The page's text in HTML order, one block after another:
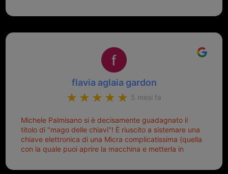
mio riferimento. Ah dimenticavo...da loro sono riuscita
Top top top!!!
flavia aglaia gardon
5 mesi fa
Michele Palmisano si è decisamente guadagnato il
titolo di "mago delle chiavi"! È riuscito a sistemare una
chiave elettronica di una Micra complicatissima (quella
con la quale puoi aprire la macchina e metterla in
pronta per la pattumiera... Avevo passato mesi con le